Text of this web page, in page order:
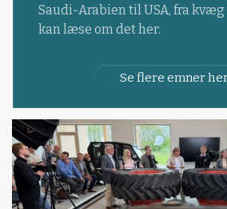
Saudi-Arabien til USA, fra
kan læse om det her.
Se flere emner